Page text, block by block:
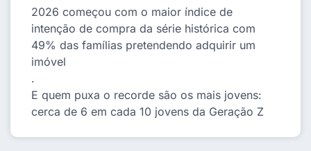
2026 começou com o maior índice de
intenção de compra da série histórica com
49% das famílias pretendendo adquirir um
imóvel
.
E quem puxa o recorde são os mais jovens:
cerca de 6 em cada 10 jovens da Geração Z